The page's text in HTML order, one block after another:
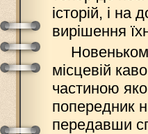
історій, і на
вирішення
місцевій
частиною
попередник
передавши